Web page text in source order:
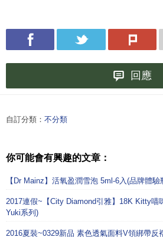
回應
自訂分類： 不分類
你可能會有興趣的文章：
【Dr Mainz】活氧盈潤雪泡 5ml-6入(品牌體驗
2017連假~【City Diamond引雅】18K Kitty喵
Yuki系列)
2016夏裝~0329新品 素色透氣面料V領綁帶反